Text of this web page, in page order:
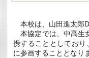
本校は、山田進太郎
本協定では、中高生
携することとしており
に参画することとなり